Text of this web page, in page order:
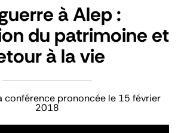
à Alep :
du patrimoine et
à la vie
conférence prononcée le 15 février
2018